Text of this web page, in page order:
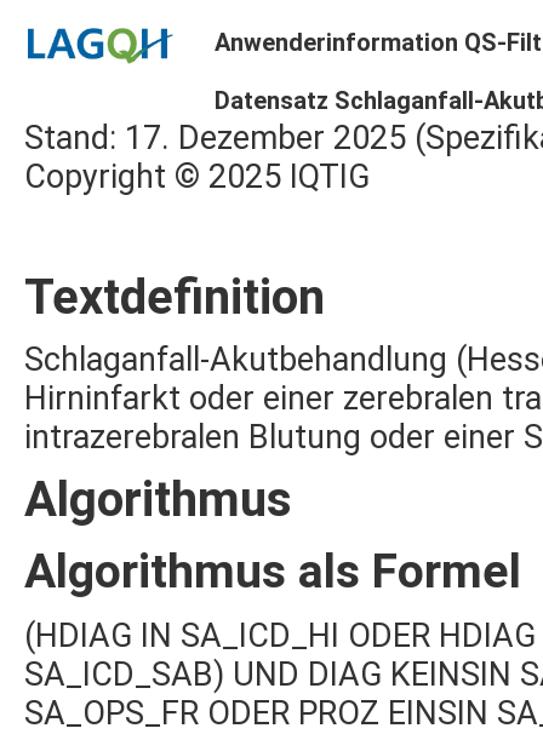
Anwenderinformation QS-
Datensatz Schlaganfall-
Stand: 17. Dezember 2025
Copyright © 2025 IQTIG
Textdefinition
Schlaganfall-Akutbehandlung
Hirninfarkt oder einer zerebralen
intrazerebralen Blutung oder einer
Algorithmus
Algorithmus als Formel
(HDIAG IN SA_ICD_HI ODER
SA_ICD_SAB) UND DIAG KEINSIN
SA_OPS_FR ODER PROZ EINSIN